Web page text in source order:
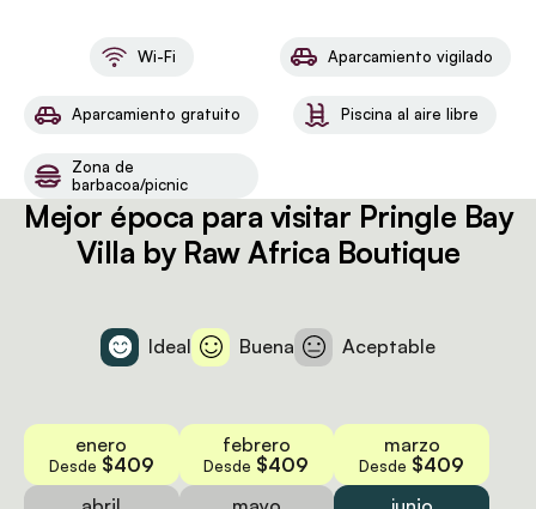
Wi-Fi Aparcamiento vigilado
Aparcamiento gratuito Piscina al aire libre
Zona de
barbacoa/picnic
Mejor época para visitar Pringle Bay
Villa by Raw Africa Boutique
Ideal Buena Aceptable
enero
Desde $409
febrero
Desde $409
marzo
Desde $409